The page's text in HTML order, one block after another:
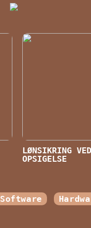
LØNSIKRING VED
OPSIGELSE
Software